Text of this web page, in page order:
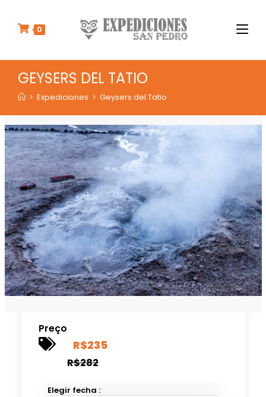
0
GEYSERS DEL TATIO
> Expediciones > Geysers del Tatio
Preço
R$235
R$282
Elegir fecha :